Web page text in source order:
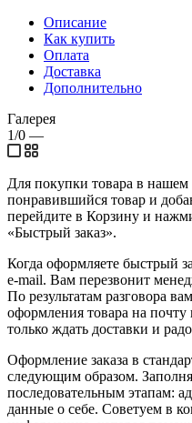
Описание
Как купить
Оплата
Доставка
Дополнительно
Галерея
1/0 —
Для покупки товара в нашем
понравившийся товар и
перейдите в Корзину и
«Быстрый заказ».
Когда оформляете быстрый
e-mail. Вам перезвонит
По результатам разговора
оформления товара на
только ждать доставки и
Оформление заказа в
следующим образом.
последовательным этапам:
данные о себе. Советуем в